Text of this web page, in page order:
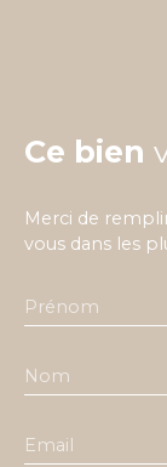
Ce bien
Merci de
vous dans les
Prénom
Nom
Email